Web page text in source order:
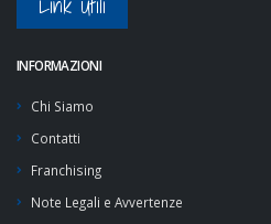
INFORMAZIONI
Chi Siamo
Contatti
Franchising
Note Legali e Avvertenze